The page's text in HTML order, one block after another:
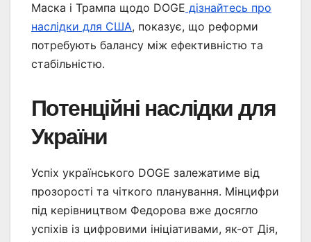
Маска і Трампа щодо DOGE дізнайтесь про
наслідки для США, показує, що реформи
потребують балансу між ефективністю та
стабільністю.
Потенційні наслідки для
України
Успіх українського DOGE залежатиме від
прозорості та чіткого планування. Мінцифри
під керівництвом Федорова вже досягло
успіхів із цифровими ініціативами, як-от Дія,